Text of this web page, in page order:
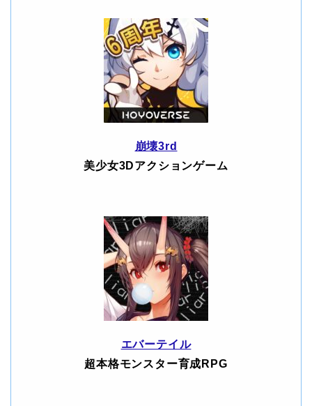
崩壊3rd
美少女3Dアクションゲーム
エバーテイル
超本格モンスター育成RPG